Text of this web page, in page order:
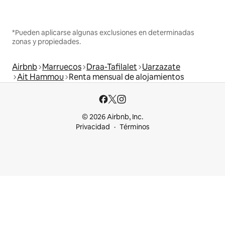
*Pueden aplicarse algunas exclusiones en determinadas
zonas y propiedades.
Airbnb Marruecos Draa-Tafilalet Uarzazate
Ait Hammou Renta mensual de alojamientos
© 2026 Airbnb, Inc.
Privacidad
Términos